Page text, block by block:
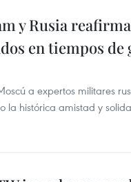
y Rusia
en tiempos de
a expertos militares
la histórica amistad y